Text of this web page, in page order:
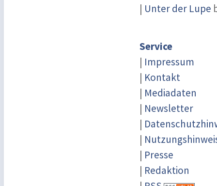
| Unter der Lupe
Service
| Impressum
| Kontakt
| Mediadaten
| Newsletter
|
|
| Presse
| Redaktion